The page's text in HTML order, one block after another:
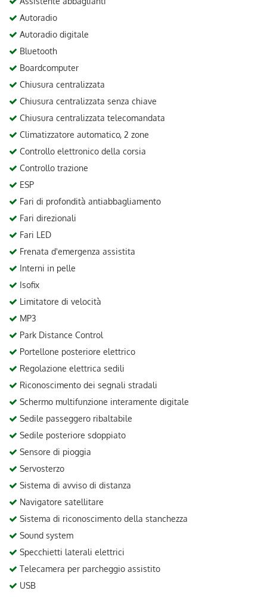
Autoradio
Autoradio digitale
Bluetooth
Boardcomputer
Chiusura centralizzata
Chiusura centralizzata senza chiave
Chiusura centralizzata telecomandata
Climatizzatore automatico, 2 zone
Controllo elettronico della corsia
Controllo trazione
ESP
Fari di profondità antiabbagliamento
Fari direzionali
Fari LED
Frenata d'emergenza assistita
Interni in pelle
Isofix
Limitatore di velocità
MP3
Park Distance Control
Portellone posteriore elettrico
Regolazione elettrica sedili
Riconoscimento dei segnali stradali
Schermo multifunzione interamente digitale
Sedile passeggero ribaltabile
Sedile posteriore sdoppiato
Sensore di pioggia
Servosterzo
Sistema di avviso di distanza
Navigatore satellitare
Sistema di riconoscimento della stanchezza
Sound system
Specchietti laterali elettrici
Telecamera per parcheggio assistito
USB